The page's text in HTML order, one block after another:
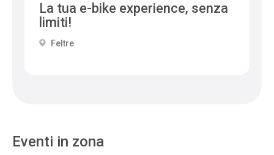
La tua e-bike experience, senza
limiti!
Feltre
Eventi in zona